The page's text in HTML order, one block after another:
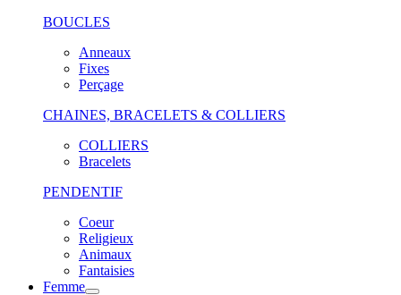
BOUCLES
Anneaux
Fixes
Perçage
CHAINES, BRACELETS & COLLIERS
COLLIERS
Bracelets
PENDENTIF
Coeur
Religieux
Animaux
Fantaisies
Femme